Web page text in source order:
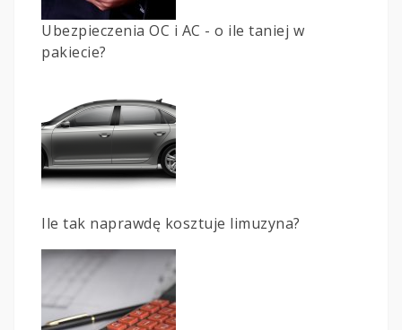
Ubezpieczenia OC i AC - o ile taniej w
pakiecie?
Ile tak naprawdę kosztuje limuzyna?